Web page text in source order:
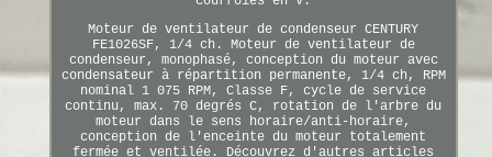
Moteur de ventilateur de condenseur CENTURY
FE1026SF, 1/4 ch. Moteur de ventilateur de
condenseur, monophasé, conception du moteur avec
condensateur à répartition permanente, 1/4 ch, RPM
nominal 1 075 RPM, Classe F, cycle de service
continu, max. 70 degrés C, rotation de l'arbre du
moteur dans le sens horaire/anti-horaire,
conception de l'enceinte du moteur totalement
fermée et ventilée. Découvrez d'autres articles